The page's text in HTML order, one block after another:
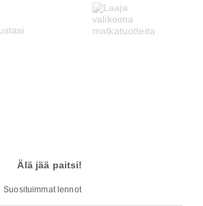
Älä jää paitsi!
Suosituimmat lennot